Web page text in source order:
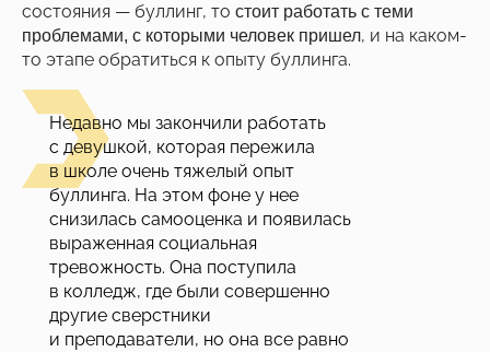
состояния — буллинг, то стоит работать с теми
проблемами, с которыми человек пришел, и на каком-
то этапе обратиться к опыту буллинга.
Недавно мы закончили работать
с девушкой, которая пережила
в школе очень тяжелый опыт
буллинга. На этом фоне у нее
снизилась самооценка и появилась
выраженная социальная
тревожность. Она поступила
в колледж, где были совершенно
другие сверстники
и преподаватели, но она все равно